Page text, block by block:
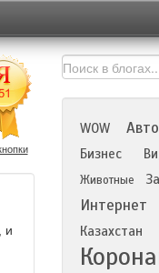
и
WOW Авто
Бизнес
Животные
Интернет
Казахстан